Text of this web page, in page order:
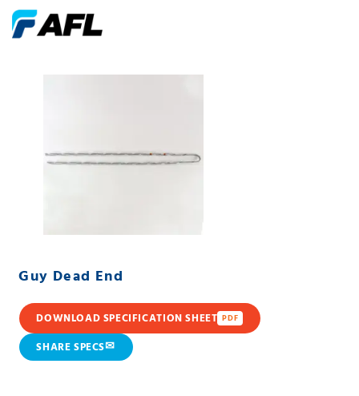
Guy Dead End
DOWNLOAD SPECIFICATION SHEET PDF
SHARE SPECS✉